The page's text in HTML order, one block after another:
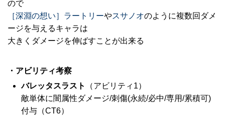
ので
［深淵の想い］ラートリーやスサノオのように複数回ダメ
ージを与えるキャラは
大きくダメージを伸ばすことが出来る
・アビリティ考察
バレッタスラスト
（アビリティ1）
敵単体に闇属性ダメージ/刺傷(永続/必中/専用/累積可)
付与（CT6）